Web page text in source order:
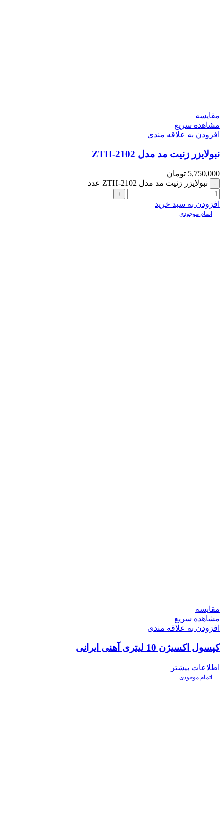
مقایسه
مشاهده سریع
افزودن به علاقه مندی
نبولایزر زنیت مد مدل ZTH-2102
5,750,000 تومان
نبولایزر زنیت مد مدل ZTH-2102 عدد
افزودن به سبد خرید
اتمام موجودی
مقایسه
مشاهده سریع
افزودن به علاقه مندی
کپسول اکسیژن 10 لیتری آهنی ایرانی
اطلاعات بیشتر
اتمام موجودی